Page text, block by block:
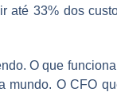
33% dos
O que
O CFO